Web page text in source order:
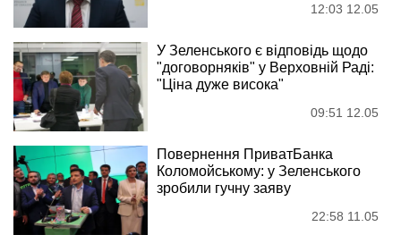
12:03 12.05
У Зеленського є відповідь щодо
"договорняків" у Верховній Раді:
"Ціна дуже висока"
09:51 12.05
Повернення ПриватБанка
Коломойському: у Зеленського
зробили гучну заяву
22:58 11.05